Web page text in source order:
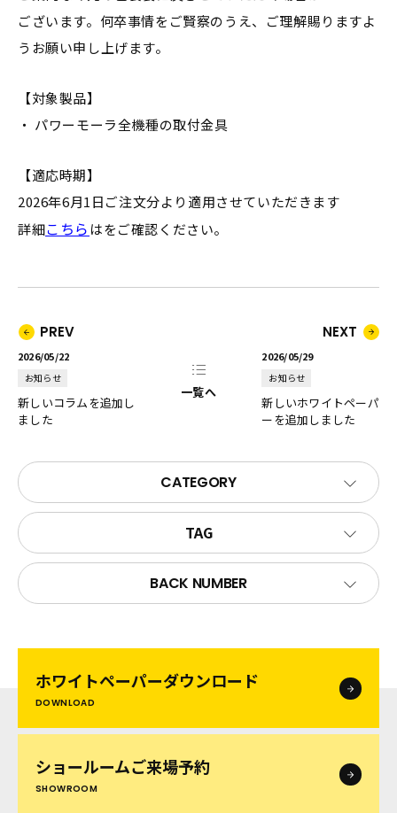
ございます。何卒事情をご賢察のうえ、ご理解賜りますよ
うお願い申し上げます。
【対象製品】
・ パワーモーラ全機種の取付金具
【適応時期】
2026年6月1日ご注文分より適用させていただきます
詳細こちら はをご確認ください。
PREV
2026/05/22
お知らせ
新しいコラムを追加し
ました
NEXT
2026/05/29
お知らせ
新しいホワイトペーパ
ーを追加しました
一覧へ
CATEGORY
TAG
BACK NUMBER
ホワイトペーパーダウンロード
DOWNLOAD
ショールームご来場予約
SHOWROOM